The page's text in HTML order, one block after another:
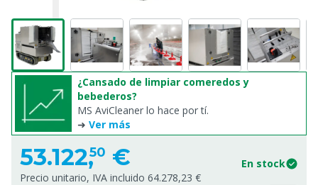
¿Cansado de limpiar comeredos y
bebederos?
MS AviCleaner lo hace por tí.
➜ Ver más
53.122,50 €
En stock
Precio unitario, IVA incluido 64.278,23 €